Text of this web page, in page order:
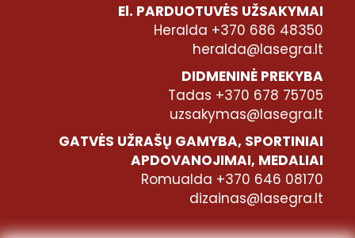
El. PARDUOTUVĖS UŽSAKYMAI
Heralda +370 686 48350
heralda@lasegra.lt
DIDMENINĖ PREKYBA
Tadas +370 678 75705
uzsakymas@lasegra.lt
GATVĖS UŽRAŠŲ GAMYBA, SPORTINIAI
APDOVANOJIMAI, MEDALIAI
Romualda +370 646 08170
dizainas@lasegra.lt